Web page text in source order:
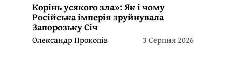
Корінь усякого зла»: Як і чому
Російська імперія зруйнувала
Запорозьку Січ
Олександр Прокопів 3 Серпня 2026